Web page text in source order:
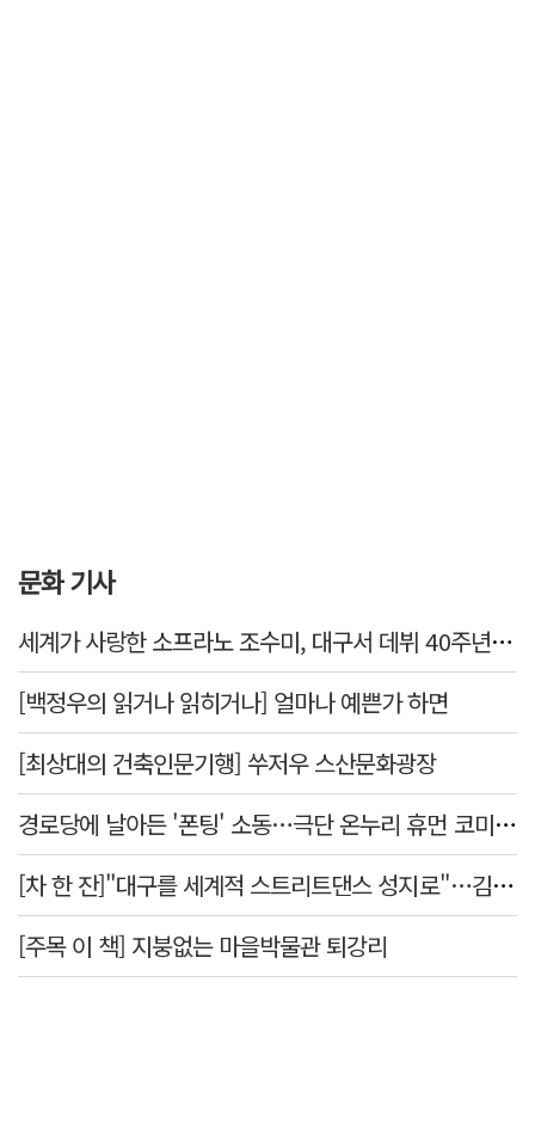
문화 기사
세계가 사랑한 소프라노 조수미, 대구서 데뷔 40주년 기념 무대
[백정우의 읽거나 읽히거나] 얼마나 예쁜가 하면
[최상대의 건축인문기행] 쑤저우 스산문화광장
경로당에 날아든 '폰팅' 소동…극단 온누리 휴먼 코미디 연극, 19일 개막
[차 한 잔]"대구를 세계적 스트리트댄스 성지로"…김민중 대구경북스트릿댄스협회장
[주목 이 책] 지붕없는 마을박물관 퇴강리